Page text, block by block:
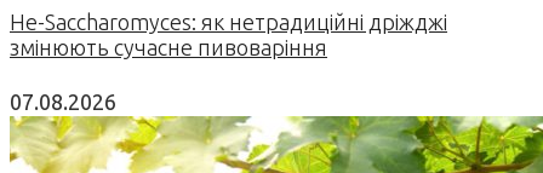
Не-Saccharomyces: як нетрадиційні дріжджі
змінюють сучасне пивоваріння
07.08.2026